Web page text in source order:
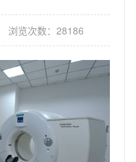
浏览次数：28186